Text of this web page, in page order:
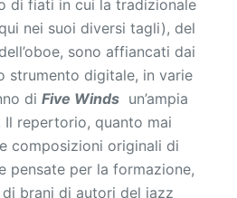
di fiati in cui la tradizionale
nei suoi diversi tagli), del
sono affiancati dai
strumento digitale, in varie
di Five Windsun’ampia
repertorio, quanto mai
composizioni originali di
pensate per la formazione,
brani di autori del jazz